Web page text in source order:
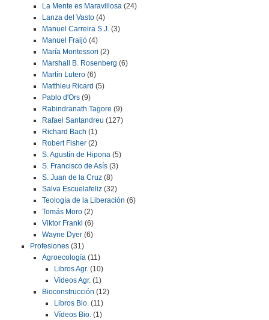
La Mente es Maravillosa (24)
Lanza del Vasto (4)
Manuel Carreira S.J. (3)
Manuel Fraijó (4)
María Montessori (2)
Marshall B. Rosenberg (6)
Martín Lutero (6)
Matthieu Ricard (5)
Pablo d'Ors (9)
Rabindranath Tagore (9)
Rafael Santandreu (127)
Richard Bach (1)
Robert Fisher (2)
S. Agustín de Hipona (5)
S. Francisco de Asís (3)
S. Juan de la Cruz (8)
Salva Escuelafeliz (32)
Teología de la Liberación (6)
Tomás Moro (2)
Viktor Frankl (6)
Wayne Dyer (6)
Profesiones (31)
Agroecología (11)
Libros Agr. (10)
Vídeos Agr. (1)
Bioconstrucción (12)
Libros Bio. (11)
Vídeos Bio. (1)